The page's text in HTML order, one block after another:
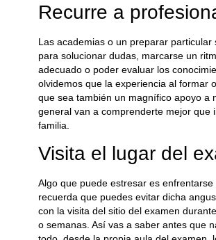
Recurre a
Las academias o un preparar particular
para solucionar dudas, marcarse un
adecuado o poder evaluar los
olvidemos que la experiencia al formar
que sea también un magnífico apoyo a
general van a comprenderte mejor que
familia.
Visita el lugar del
Algo que puede estresar es enfrentarse
recuerda que puedes evitar dicha
con la visita del sitio del examen
o semanas. Así vas a saber antes que